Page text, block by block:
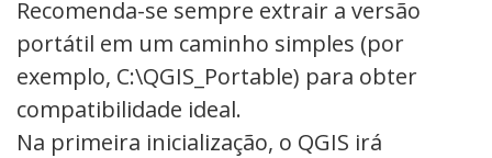
Recomenda-se sempre extrair a versão
portátil em um caminho simples (por
exemplo, C:\QGIS_Portable) para obter
compatibilidade ideal.
Na primeira inicialização, o QGIS irá